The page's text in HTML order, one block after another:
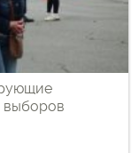
выборов